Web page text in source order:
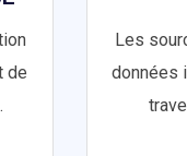
de
Les
données